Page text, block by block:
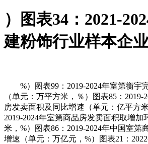
）图表34：2021-
建粉饰行业样本企
%）图表99：2019-2024年室第衡宇
（单元：万平方米，％）图表85：2019-
房发卖面积及同比增速（单元：亿平方
2019-2024年室第商品房发卖面积取增加
米，%）图表86：2019-2024年中国室第
增速（单元：万亿元，%）图表21：